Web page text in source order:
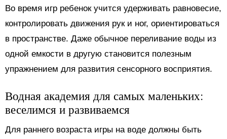
Во время игр ребенок учится удерживать равновесие,
контролировать движения рук и ног, ориентироваться
в пространстве. Даже обычное переливание воды из
одной емкости в другую становится полезным
упражнением для развития сенсорного восприятия.
Водная академия для самых маленьких:
веселимся и развиваемся
Для раннего возраста игры на воде должны быть